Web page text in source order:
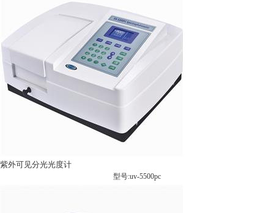
紫外可见分光光度计
型号:uv-5500pc